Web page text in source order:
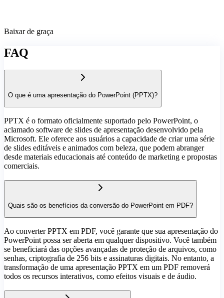
Baixar de graça
FAQ
O que é uma apresentação do PowerPoint (PPTX)?
PPTX é o formato oficialmente suportado pelo PowerPoint, o
aclamado software de slides de apresentação desenvolvido pela
Microsoft. Ele oferece aos usuários a capacidade de criar uma série
de slides editáveis e animados com beleza, que podem abranger
desde materiais educacionais até conteúdo de marketing e propostas
comerciais.
Quais são os benefícios da conversão do PowerPoint em PDF?
Ao converter PPTX em PDF, você garante que sua apresentação do
PowerPoint possa ser aberta em qualquer dispositivo. Você também
se beneficiará das opções avançadas de proteção de arquivos, como
senhas, criptografia de 256 bits e assinaturas digitais. No entanto, a
transformação de uma apresentação PPTX em um PDF removerá
todos os recursos interativos, como efeitos visuais e de áudio.